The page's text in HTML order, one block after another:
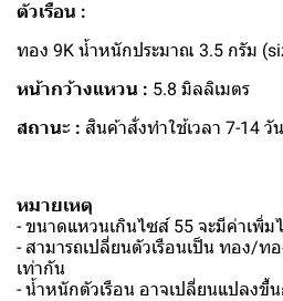
ตัวเรือน :
ทอง 9K น้ำหนักประมาณ 3.5 กรัม
หน้ากว้างแหวน : 5.8 มิลลิเมตร
สถานะ : สินค้าสั่งทำใช้เวลา 7-14 วัน
หมายเหตุ
- ขนาดแหวนเกินไซส์ 55 จะมีค่าเพิ่ม
- สามารถเปลี่ยนตัวเรือนเป็น ทอง/ท
เท่ากัน
- น้ำหนักตัวเรือน อาจเปลี่ยนแปลง